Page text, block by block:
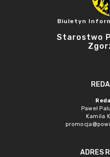
Biuletyn
Starostwo
Paweł
Kamila
ADRES